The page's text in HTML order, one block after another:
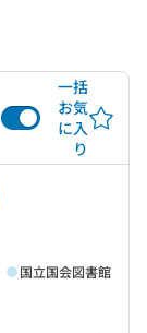
一括
お気
に入
り
国立国会図書館